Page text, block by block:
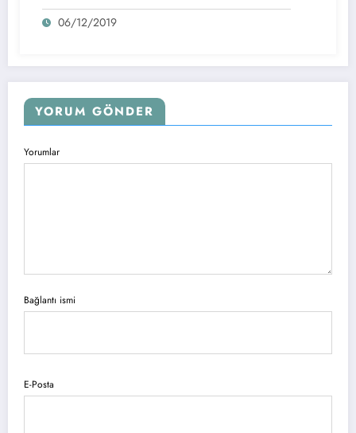
06/12/2019
YORUM GÖNDER
Yorumlar
Bağlantı ismi
E-Posta